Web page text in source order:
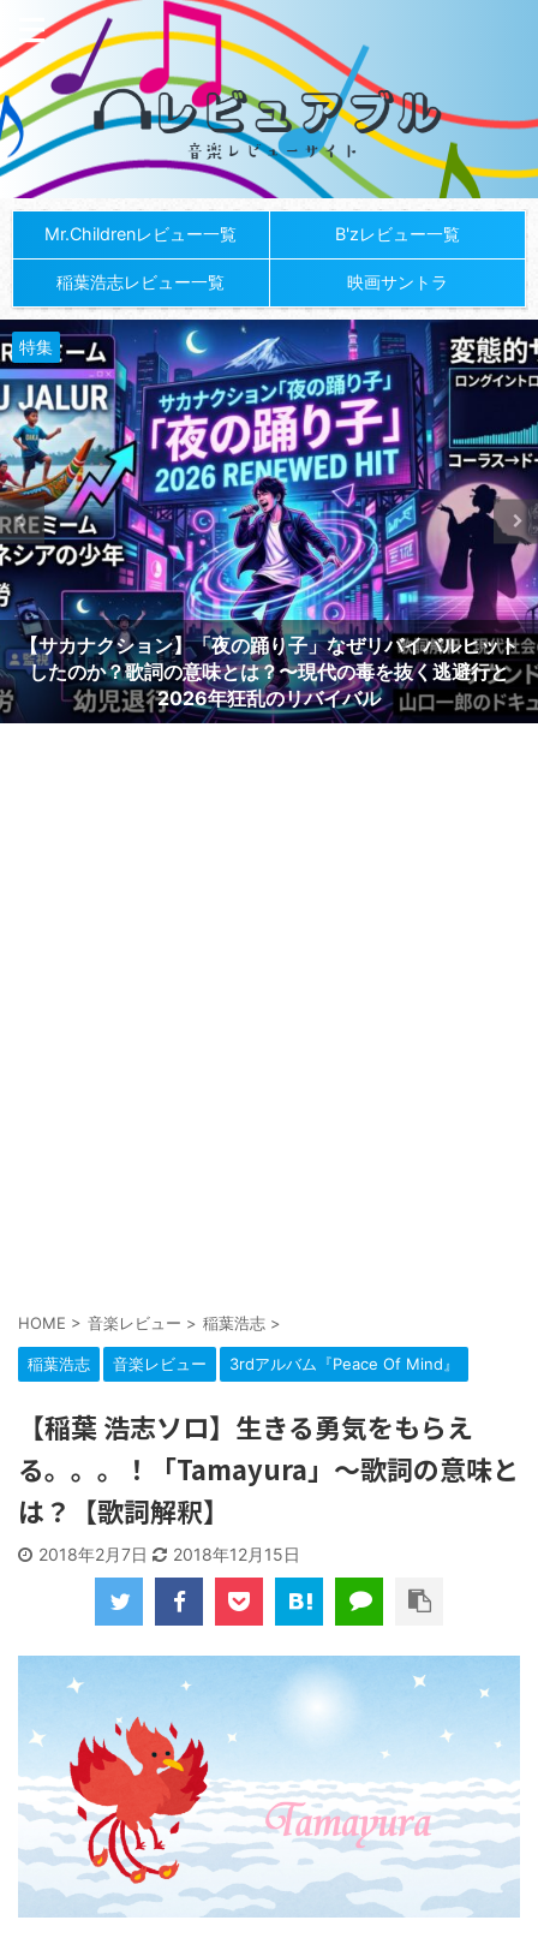
Mr.Childrenレビュー一覧 B'zレビュー一覧
稲葉浩志レビュー一覧 映画サントラ
特集
【サカナクション】「夜の踊り子」なぜリバイバルヒット
したのか？歌詞の意味とは？〜現代の毒を抜く逃避行と
2026年狂乱のリバイバル
HOME > 音楽レビュー > 稲葉浩志 >
稲葉浩志 音楽レビュー 3rdアルバム『Peace Of Mind』
【稲葉 浩志ソロ】生きる勇気をもらえ
る。。。！「Tamayura」～歌詞の意味と
は？【歌詞解釈】
2018年2月7日 2018年12月15日